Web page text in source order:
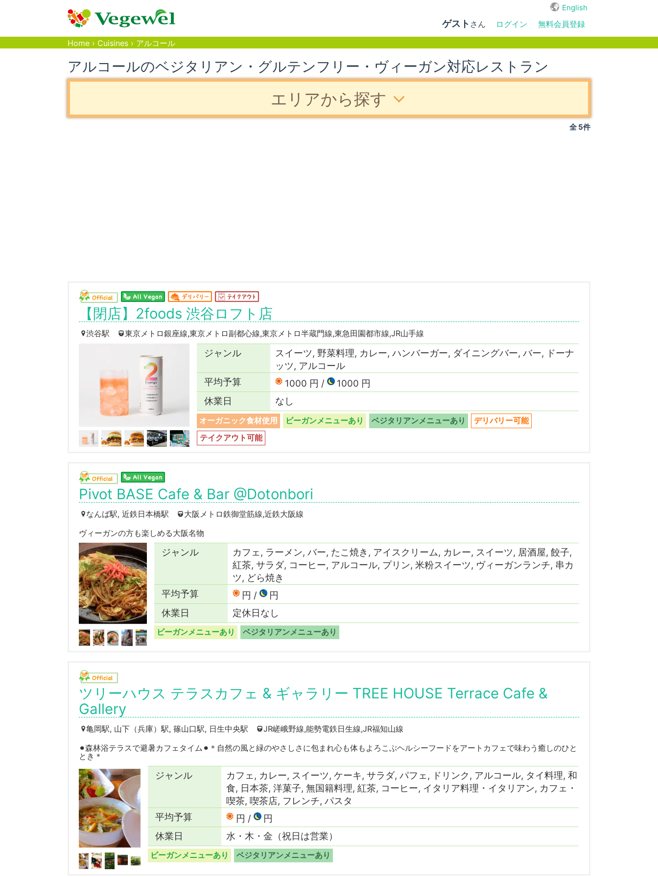
English
ゲスト さん ログイン 無料会員登録
Home › Cuisines › アルコール
アルコールのベジタリアン・グルテンフリー・ヴィーガン対応レストラン
エリアから探す
全 5件
【閉店】2foods 渋谷ロフト店
渋谷駅 東京メトロ銀座線,東京メトロ副都心線,東京メトロ半蔵門線,東急田園都市線,JR山手線
ジャンル
スイーツ, 野菜料理, カレー, ハンバーガー, ダイニングバー, バー, ドーナ
ッツ, アルコール
平均予算
1000 円
1000 円
休業日
なし
オーガニック食材使用 ビーガンメニューあり ベジタリアンメニューあり
デリバリー可能
テイクアウト可能
Pivot BASE Cafe & Bar @Dotonbori
なんば駅, 近鉄日本橋駅 大阪メトロ鉄御堂筋線,近鉄大阪線
ヴィーガンの方も楽しめる大阪名物
ジャンル
カフェ, ラーメン, バー, たこ焼き, アイスクリーム, カレー, スイーツ, 居酒屋, 餃子,
紅茶, サラダ, コーヒー, アルコール, プリン, 米粉スイーツ, ヴィーガンランチ, 串カ
ツ, どら焼き
平均予算
円
円
休業日
定休日なし
ビーガンメニューあり ベジタリアンメニューあり
ツリーハウス テラスカフェ & ギャラリー TREE HOUSE Terrace Cafe &
Gallery
亀岡駅, 山下（兵庫）駅, 篠山口駅, 日生中央駅 JR嵯峨野線,能勢電鉄日生線,JR福知山線
⚫︎森林浴テラスで避暑カフェタイム⚫︎＊自然の風と緑のやさしさに包まれ心も体もよろこぶヘルシーフードをアートカフェで味わう癒しのひと
とき＊
ジャンル
カフェ, カレー, スイーツ, ケーキ, サラダ, パフェ, ドリンク, アルコール, タイ料理, 和
食, 日本茶, 洋菓子, 無国籍料理, 紅茶, コーヒー, イタリア料理・イタリアン, カフェ・
喫茶, 喫茶店, フレンチ, パスタ
平均予算
円
円
休業日
水・木・金（祝日は営業）
ビーガンメニューあり ベジタリアンメニューあり